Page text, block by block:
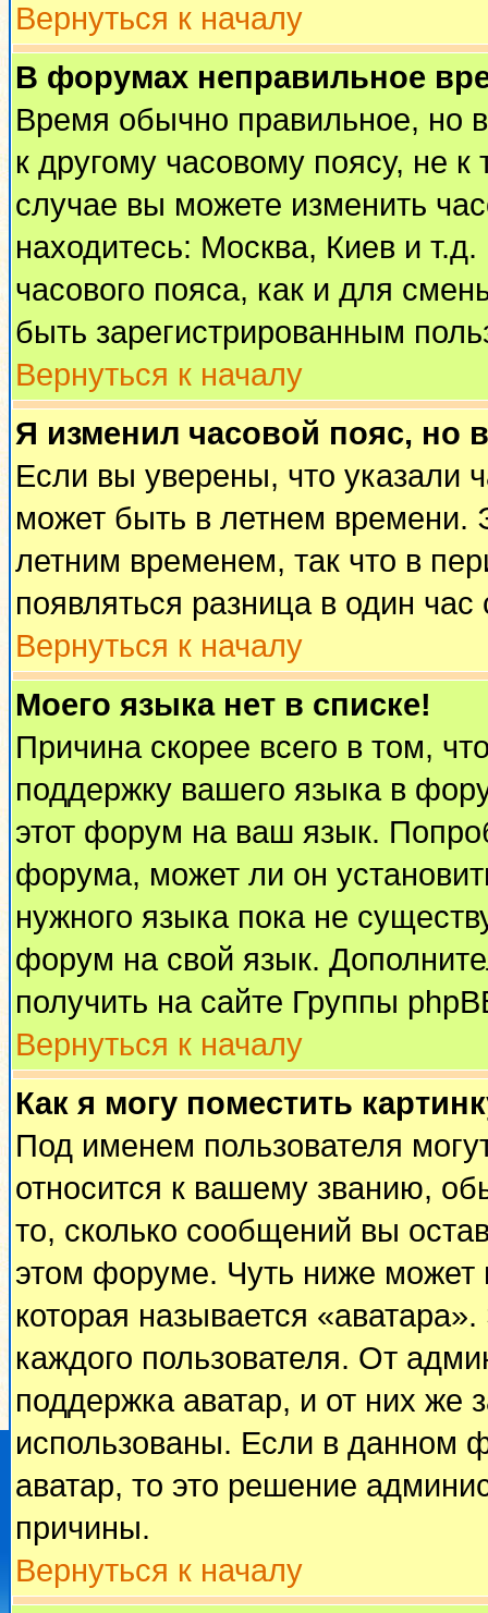
Вернуться к началу
В форумах неправильное
Время обычно правильное, но
к другому часовому поясу, не
случае вы можете изменить
находитесь: Москва, Киев и
часового пояса, как и для
быть зарегистрированным
Вернуться к началу
Я изменил часовой пояс, но
Если вы уверены, что указали
может быть в летнем времени.
летним временем, так что в
появляться разница в один
Вернуться к началу
Моего языка нет в списке!
Причина скорее всего в том,
поддержку вашего языка в
этот форум на ваш язык.
форума, может ли он
нужного языка пока не
форум на свой язык.
получить на сайте Группы
Вернуться к началу
Как я могу поместить
Под именем пользователя
относится к вашему званию,
то, сколько сообщений вы
этом форуме. Чуть ниже может
которая называется
каждого пользователя. От
поддержка аватар, и от них же
использованы. Если в данном
аватар, то это решение
причины.
Вернуться к началу